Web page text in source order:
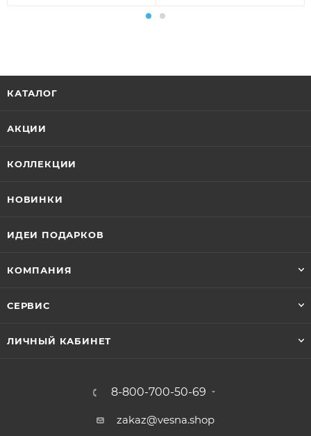
КАТАЛОГ
АКЦИИ
КОЛЛЕКЦИИ
НОВИНКИ
ИДЕИ ПОДАРКОВ
КОМПАНИЯ
СЕРВИС
ЛИЧНЫЙ КАБИНЕТ
8-800-700-50-69
zakaz@vesna.shop